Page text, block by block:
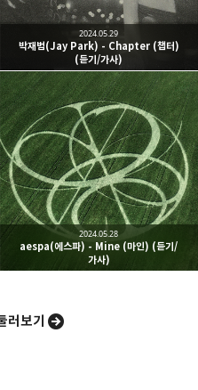
네이버 블로그
박재범(Jay Park) - Chapter (챕터)
(듣기/가사)
2024.05.29
aespa(에스파) - Mine (마인) (듣기/
가사)
2024.05.28
러보기